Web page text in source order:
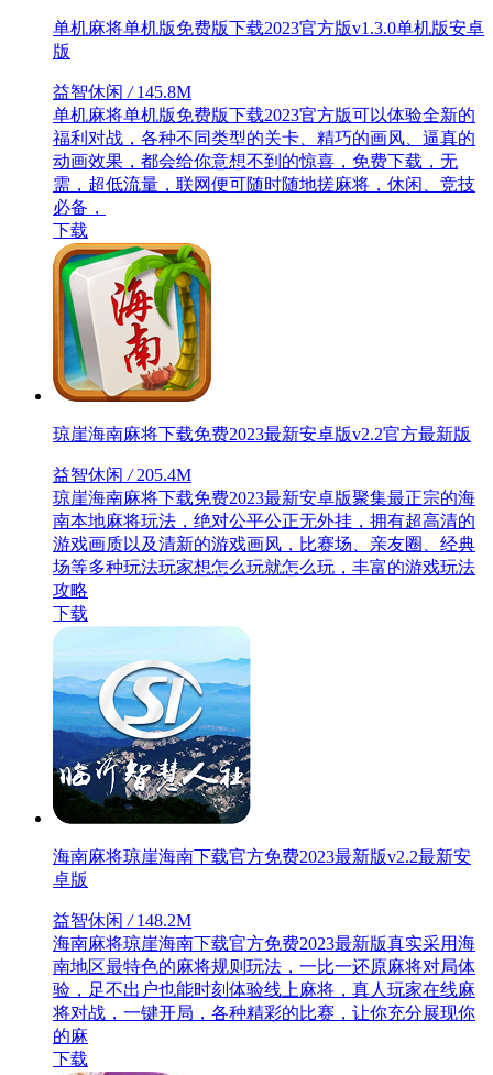
单机麻将单机版免费版下载2023官方版v1.3.0单机版安卓
版
益智休闲 /145.8M
单机麻将单机版免费版下载2023官方版可以体验全新的
福利对战，各种不同类型的关卡、精巧的画风、逼真的
动画效果，都会给你意想不到的惊喜，免费下载，无
需，超低流量，联网便可随时随地搓麻将，休闲、竞技
必备，
下载
琼崖海南麻将下载免费2023最新安卓版v2.2官方最新版
益智休闲 /205.4M
琼崖海南麻将下载免费2023最新安卓版聚集最正宗的海
南本地麻将玩法，绝对公平公正无外挂，拥有超高清的
游戏画质以及清新的游戏画风，比赛场、亲友圈、经典
场等多种玩法玩家想怎么玩就怎么玩，丰富的游戏玩法
攻略
下载
海南麻将琼崖海南下载官方免费2023最新版v2.2最新安
卓版
益智休闲 /148.2M
海南麻将琼崖海南下载官方免费2023最新版真实采用海
南地区最特色的麻将规则玩法，一比一还原麻将对局体
验，足不出户也能时刻体验线上麻将，真人玩家在线麻
将对战，一键开局，各种精彩的比赛，让你充分展现你
的麻
下载